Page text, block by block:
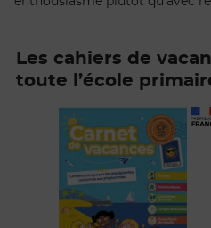
Les cahiers de
toute l’école
Prix 7,50€